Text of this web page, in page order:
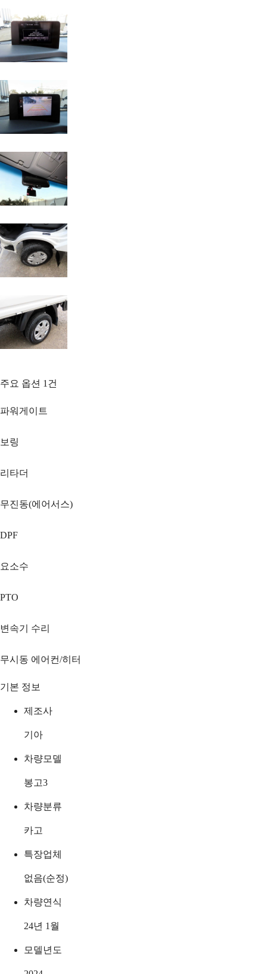
주요 옵션 1 건
파워게이트
보링
리타더
무진동(에어서스)
DPF
요소수
PTO
변속기 수리
무시동 에어컨/히터
기본 정보
제조사
기아
차량모델
봉고3
차량분류
카고
특장업체
없음(순정)
차량연식
24년 1월
모델년도